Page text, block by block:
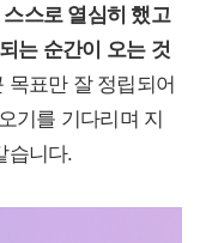
스로 열심히 했고
는 순간이 오는 것
표만 잘 정립되어
기를 기다리며 지
습니다.